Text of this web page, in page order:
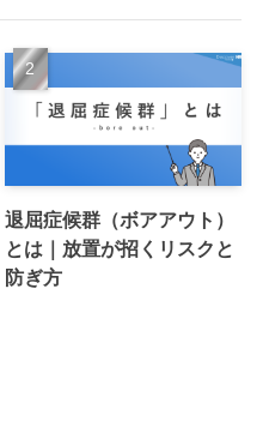
退屈症候群（ボアアウト）
とは｜放置が招くリスクと
防ぎ方